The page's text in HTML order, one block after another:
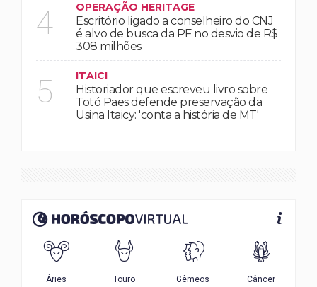
4 OPERAÇÃO HERITAGE
Escritório ligado a conselheiro do CNJ
é alvo de busca da PF no desvio de R$
308 milhões
5 ITAICI
Historiador que escreveu livro sobre
Totó Paes defende preservação da
Usina Itaicy: 'conta a história de MT'